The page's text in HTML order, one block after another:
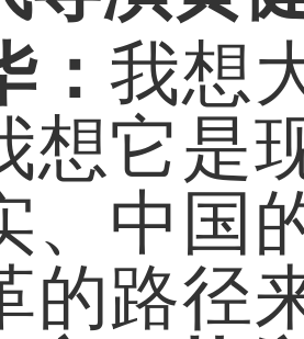
：我想
想它是
、中国
的路径